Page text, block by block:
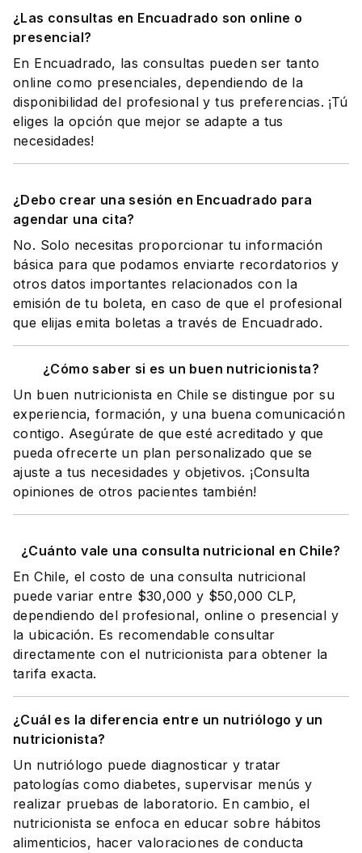
¿Las consultas en Encuadrado son online o
presencial?
En Encuadrado, las consultas pueden ser tanto
online como presenciales, dependiendo de la
disponibilidad del profesional y tus preferencias. ¡Tú
eliges la opción que mejor se adapte a tus
necesidades!
¿Debo crear una sesión en Encuadrado para
agendar una cita?
No. Solo necesitas proporcionar tu información
básica para que podamos enviarte recordatorios y
otros datos importantes relacionados con la
emisión de tu boleta, en caso de que el profesional
que elijas emita boletas a través de Encuadrado.
¿Cómo saber si es un buen nutricionista?
Un buen nutricionista en Chile se distingue por su
experiencia, formación, y una buena comunicación
contigo. Asegúrate de que esté acreditado y que
pueda ofrecerte un plan personalizado que se
ajuste a tus necesidades y objetivos. ¡Consulta
opiniones de otros pacientes también!
¿Cuánto vale una consulta nutricional en Chile?
En Chile, el costo de una consulta nutricional
puede variar entre $30,000 y $50,000 CLP,
dependiendo del profesional, online o presencial y
la ubicación. Es recomendable consultar
directamente con el nutricionista para obtener la
tarifa exacta.
¿Cuál es la diferencia entre un nutriólogo y un
nutricionista?
Un nutriólogo puede diagnosticar y tratar
patologías como diabetes, supervisar menús y
realizar pruebas de laboratorio. En cambio, el
nutricionista se enfoca en educar sobre hábitos
alimenticios, hacer valoraciones de conducta